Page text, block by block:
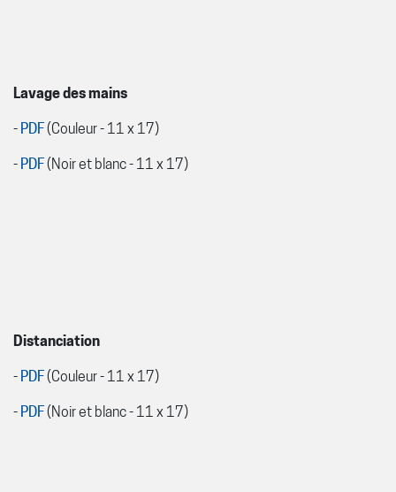
Lavage des mains
- PDF(Couleur - 11 x 17)
- PDF(Noir et blanc - 11 x 17)
Distanciation
- PDF(Couleur - 11 x 17)
- PDF(Noir et blanc - 11 x 17)